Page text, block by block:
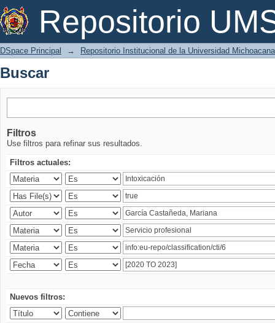
Repositorio
Buscar
DSpace Principal → Repositorio Institucional de la Universidad
Buscar
Filtros
Use filtros para refinar sus resultados.
Filtros actuales:
Nuevos filtros: